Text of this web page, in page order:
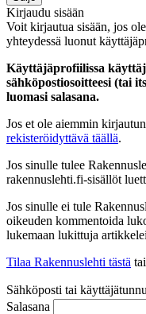
Kirjaudu sisään
Voit kirjautua sisään, jos
yhteydessä luonut
Käyttäjäprofiilissa
sähköpostiosoitteesi (tai
luomasi salasana.
Jos et ole aiemmin
rekisteröidyttävä täällä.
Jos sinulle tulee
rakennuslehti.fi-sisällöt
Jos sinulle ei tule
oikeuden kommentoida
lukemaan lukittuja
Tilaa Rakennuslehti tästä
Sähköposti tai
Salasana